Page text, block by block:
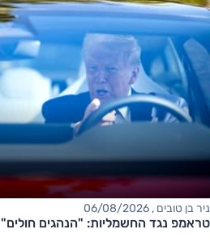
ניר בן טובים , 06/08/2026
טראמפ נגד החשמליות: "הנהגים חולים"